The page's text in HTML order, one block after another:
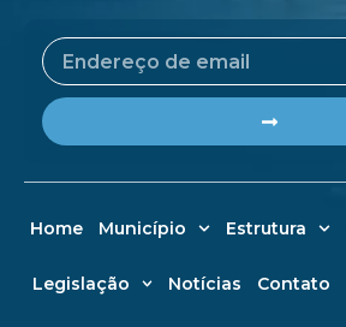
Email
Home Município Estrutura
Legislação Notícias Contato